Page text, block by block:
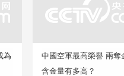
為
中國空軍最高榮譽 兩奪
含金量有多高？